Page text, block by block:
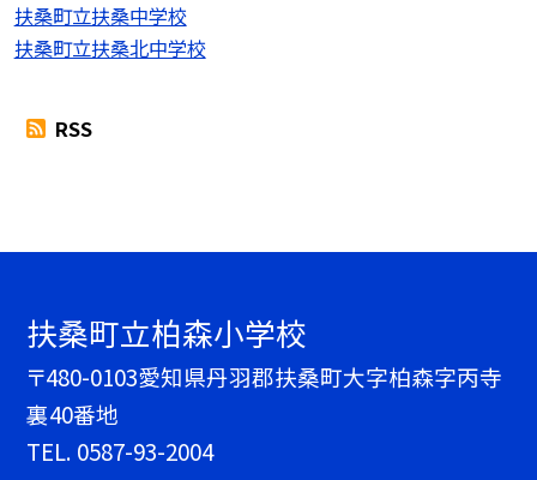
扶桑町立扶桑中学校
扶桑町立扶桑北中学校
RSS
扶桑町立柏森小学校
〒480-0103愛知県丹羽郡扶桑町大字柏森字丙寺
裏40番地
TEL. 0587-93-2004